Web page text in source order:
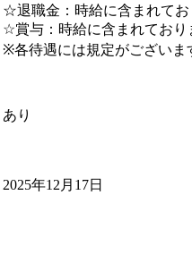
☆退職金：時給に含まれてお
☆賞与：時給に含まれており
※各待遇には規定がございま
あり
2025年12月17日